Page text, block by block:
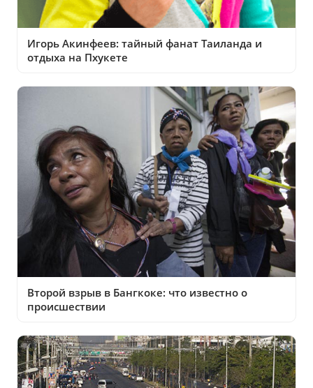
Игорь Акинфеев: тайный фанат Таиланда и
отдыха на Пхукете
Второй взрыв в Бангкоке: что известно о
происшествии